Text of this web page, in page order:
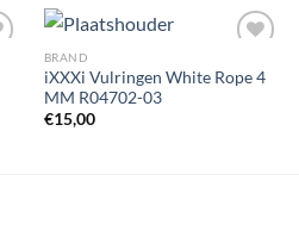
BRAND
iXXXi Vulringen White Rope 4
MM R04702-03
€15,00